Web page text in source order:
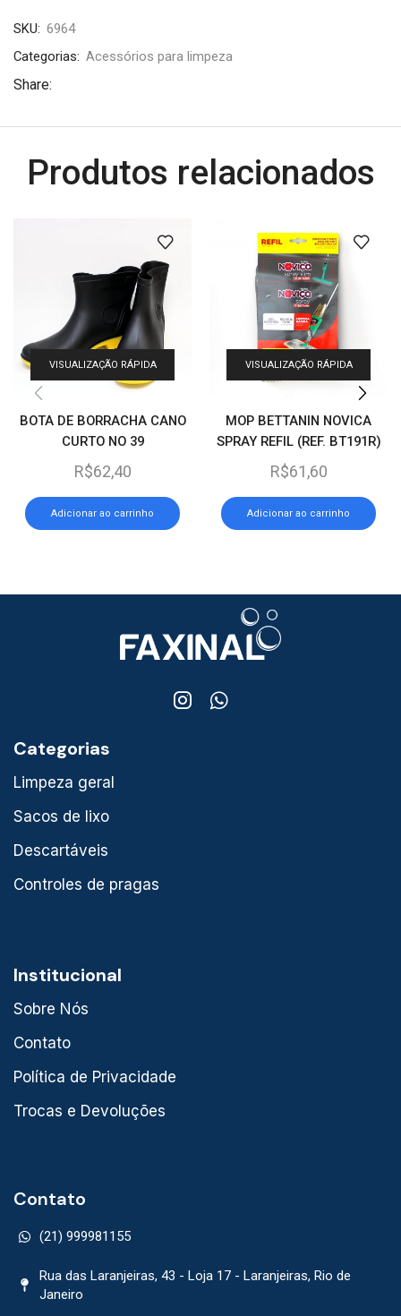
SKU: 6964
Categorias: Acessórios para limpeza
Share:
Produtos relacionados
VISUALIZAÇÃO RÁPIDA
BOTA DE BORRACHA CANO
CURTO NO 39
R$62,40
Adicionar ao carrinho
VISUALIZAÇÃO RÁPIDA
MOP BETTANIN NOVICA
SPRAY REFIL (REF. BT191R)
R$61,60
Adicionar ao carrinho
Categorias
Limpeza geral
Sacos de lixo
Descartáveis
Controles de pragas
Institucional
Sobre Nós
Contato
Política de Privacidade
Trocas e Devoluções
Contato
(21) 999981155
Rua das Laranjeiras, 43 - Loja 17 - Laranjeiras, Rio de
Janeiro